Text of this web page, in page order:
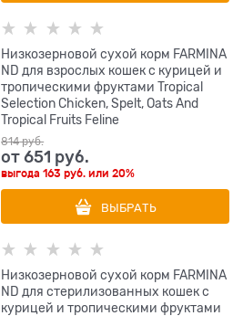
Низкозерновой cухой корм FARMINA
ND для взрослых кошек с курицей и
тропическими фруктами Tropical
Selection Chicken, Spelt, Oats And
Tropical Fruits Feline
814 руб.
от651 руб.
выгода163 руб. или20%
ВЫБРАТЬ
Низкозерновой cухой корм FARMINA
ND для стерилизованных кошек с
курицей и тропическими фруктами